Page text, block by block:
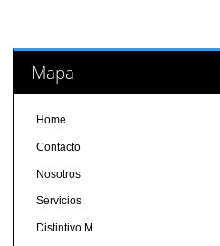
Mapa
Home
Contacto
Nosotros
Servicios
Distintivo M